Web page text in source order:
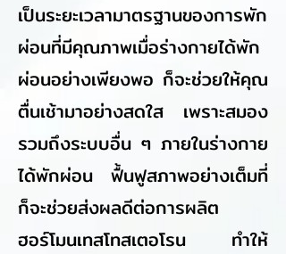
เป็นระยะเวลามาตรฐานของการพัก
ผ่อนที่มีคุณภาพเมื่อร่างกายได้พัก
ผ่อนอย่างเพียงพอ ก็จะช่วยให้คุณ
ตื่นเช้ามาอย่างสดใส เพราะสมอง
รวมถึงระบบอื่น ๆ ภายในร่างกาย
ได้พักผ่อน ฟื้นฟูสภาพอย่างเต็มที่
ก็จะช่วยส่งผลดีต่อการผลิต
ฮอร์โมนเทสโทสเตอโรน ทำให้